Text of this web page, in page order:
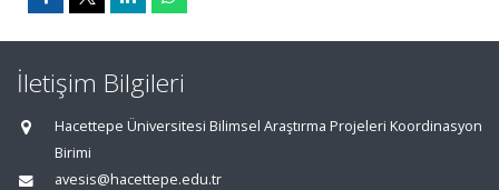
İletişim Bilgileri
Hacettepe Üniversitesi Bilimsel Araştırma Projeleri Koordinasyon
Birimi
avesis@hacettepe.edu.tr